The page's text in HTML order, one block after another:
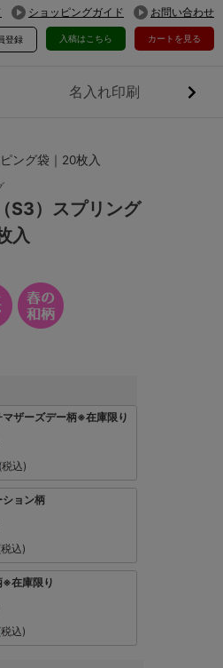
ショッピングガイド お問い合わせ
カートを見る
入稿はこちら
登録
名入れ印刷
ング袋｜20枚入
S3）スプリング
入
マザーズデー柄※在庫限り
税込
ション柄
税込
※在庫限り
税込